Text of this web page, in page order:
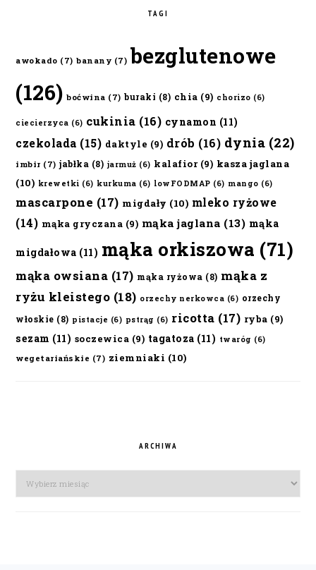
TAGI
awokado (7) banany (7) bezglutenowe
(126) boćwina (7) buraki (8) chia (9) chorizo (6)
ciecierzyca (6) cukinia (16) cynamon (11)
czekolada (15) daktyle (9) drób (16) dynia (22)
imbir (7) jabłka (8) jarmuż (6) kalafior(9) kasza jaglana
(10) krewetki (6) kurkuma (6) lowFODMAP (6) mango (6)
mascarpone (17) migdały (10) mleko ryżowe
(14) mąka gryczana (9) mąka jaglana (13) mąka
migdałowa (11) mąka orkiszowa (71)
mąka owsiana (17) mąka ryżowa (8) mąka z
ryżu kleistego (18) orzechy nerkowca (6) orzechy
włoskie (8) pistacje (6) pstrąg (6) ricotta (17) ryba (9)
sezam (11) soczewica (9) tagatoza (11) twaróg (6)
wegetariańskie (7) ziemniaki (10)
ARCHIWA
Archiwa